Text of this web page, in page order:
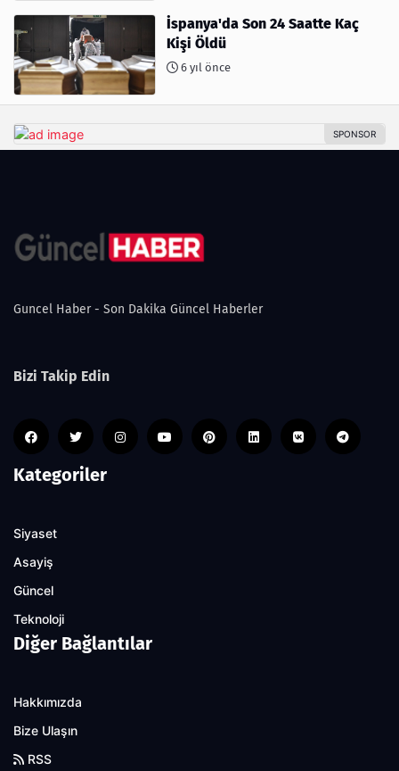
İspanya'da Son 24 Saatte Kaç
Kişi Öldü
6 yıl önce
Guncel Haber - Son Dakika Güncel Haberler
Bizi Takip Edin
Kategoriler
Siyaset
Asayiş
Güncel
Teknoloji
Diğer Bağlantılar
Hakkımızda
Bize Ulaşın
RSS